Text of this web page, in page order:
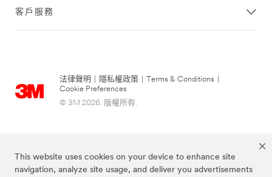
This website uses cookies on your device to enhance site
navigation, analyze site usage, and deliver you advertisements
客戶服務
法律聲明 隱私權政策 Terms & Conditions
Cookie Preferences
© 3M 2026. 版權所有.